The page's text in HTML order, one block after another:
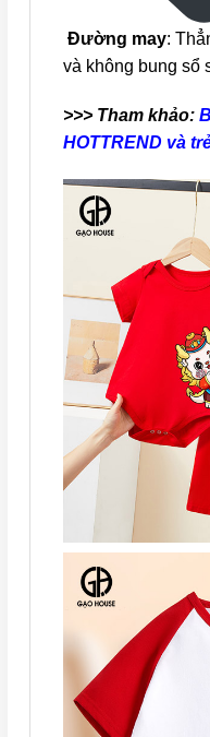
Đường may:
và không bung sổ
>>> Tham khảo:
HOTTREND và